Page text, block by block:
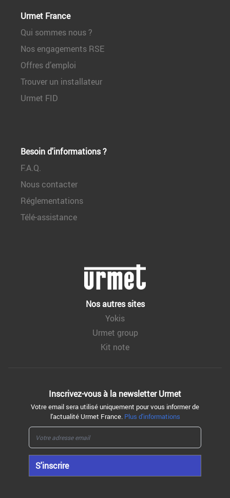
Urmet France
Qui sommes nous ?
Nos engagements RSE
Offres d’emploi
Trouver un installateur
Urmet FID
Besoin d'informations ?
F.A.Q.
Nous contacter
Réglementations
Télé-assistance
Nos autres sites
Yokis
Urmet group
Kit note
Inscrivez-vous à la newsletter Urmet
Votre email sera utilisé uniquement pour vous informer de
l'actualité Urmet France. Plus d'informations
S'inscrire